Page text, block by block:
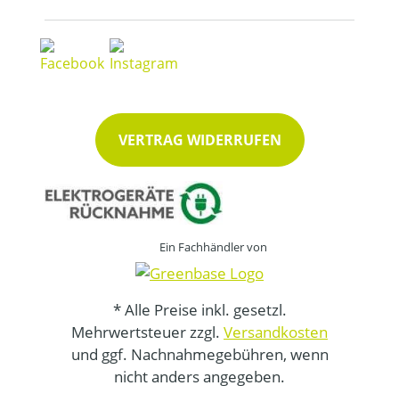
VERTRAG WIDERRUFEN
Ein Fachhändler von
* Alle Preise inkl. gesetzl.
Mehrwertsteuer zzgl. Versandkosten
und ggf. Nachnahmegebühren, wenn
nicht anders angegeben.